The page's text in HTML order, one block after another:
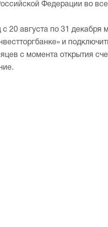
Федерации во
20 августа по 31 декабря
и
с момента открытия